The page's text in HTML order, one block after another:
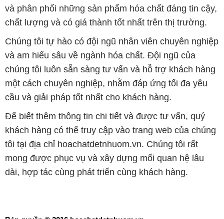
và phân phối những sản phẩm hóa chất đáng tin cậy,
chất lượng và có giá thành tốt nhất trên thị trường.
Chúng tôi tự hào có đội ngũ nhân viên chuyên nghiệp
và am hiểu sâu về ngành hóa chất. Đội ngũ của
chúng tôi luôn sẵn sàng tư vấn và hỗ trợ khách hàng
một cách chuyên nghiệp, nhằm đáp ứng tối đa yêu
cầu và giải pháp tốt nhất cho khách hàng.
Để biết thêm thông tin chi tiết và được tư vấn, quý
khách hàng có thể truy cập vào trang web của chúng
tôi tại địa chỉ hoachatdetnhuom.vn. Chúng tôi rất
mong được phục vụ và xây dựng mối quan hệ lâu
dài, hợp tác cùng phát triển cùng khách hàng.